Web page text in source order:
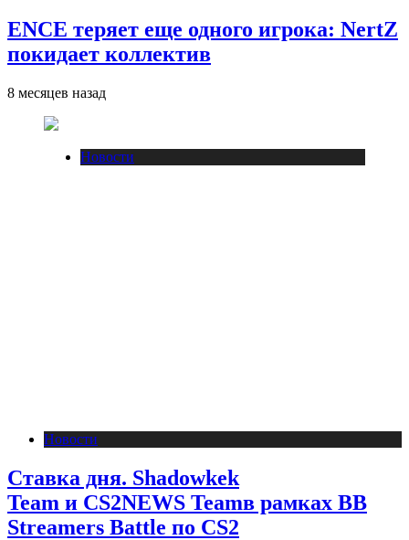
ENCE теряет еще одного игрока: NertZ
покидает коллектив
8 месяцев назад
Новости
Новости
Ставка дня. Shadowkek
Team и CS2NEWS Teamв рамках BB
Streamers Battle по CS2